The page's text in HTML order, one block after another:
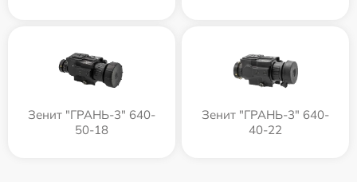
Зенит "ГРАНЬ-3" 640-
50-18
Зенит "ГРАНЬ-3" 640-
40-22